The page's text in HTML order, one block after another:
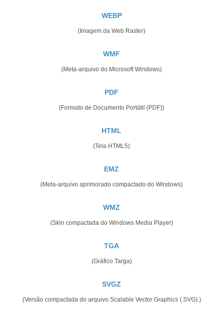
WEBP
(Imagem da Web Raster)
WMF
(Meta-arquivo do Microsoft Windows)
PDF
(Formato de Documento Portátil (PDF))
HTML
(Tela HTML5)
EMZ
(Meta-arquivo aprimorado compactado do Windows)
WMZ
(Skin compactada do Windows Media Player)
TGA
(Gráfico Targa)
SVGZ
(Versão compactada do arquivo Scalable Vector Graphics (.SVG).)